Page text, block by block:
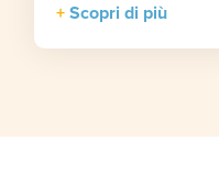
Scopri di più